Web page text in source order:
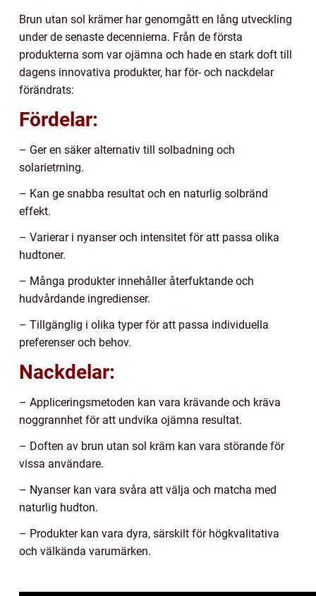
Brun utan sol krämer har genomgått en lång utveckling
under de senaste decennierna. Från de första
produkterna som var ojämna och hade en stark doft till
dagens innovativa produkter, har för- och nackdelar
förändrats:
Fördelar:
– Ger en säker alternativ till solbadning och
solarietrning.
– Kan ge snabba resultat och en naturlig solbränd
effekt.
– Varierar i nyanser och intensitet för att passa olika
hudtoner.
– Många produkter innehåller återfuktande och
hudvårdande ingredienser.
– Tillgänglig i olika typer för att passa individuella
preferenser och behov.
Nackdelar:
– Appliceringsmetoden kan vara krävande och kräva
noggrannhet för att undvika ojämna resultat.
– Doften av brun utan sol kräm kan vara störande för
vissa användare.
– Nyanser kan vara svåra att välja och matcha med
naturlig hudton.
– Produkter kan vara dyra, särskilt för högkvalitativa
och välkända varumärken.